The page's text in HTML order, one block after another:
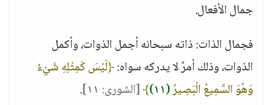
جمال الأفعال.
فجمال الذات: ذاته سبحانه أجمل الذوات، وأكمل
الذوات، وذلك أمرٌ لا يدركه سواه:﴿لَيْسَ كَمِثْلِهِ شَيْءٌ
وَهُوَ السَّمِيعُ الْبَصِيرُ(١١) ﴾[الشورى: ١١]
.